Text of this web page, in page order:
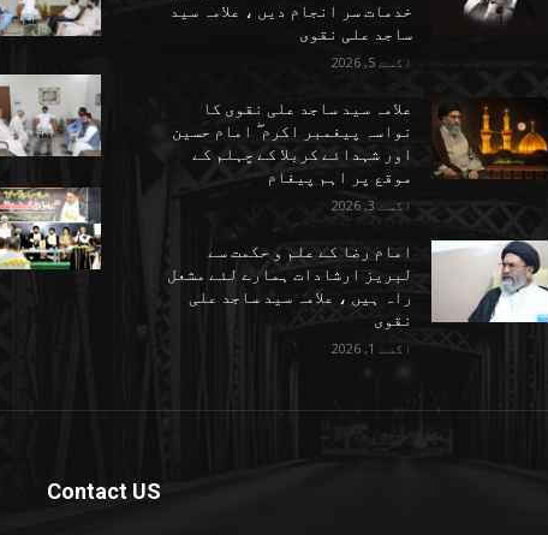
خدمات سر انجام دیں ، علامہ سید
ساجد علی نقوی
اگست 5, 2026
علامہ سید ساجد علی نقوی کا
نواسہ پیغمبر اکرم ۖ امام حسین
اور شہدائے کربلا کے چہلم کے
موقع پر اہم پیغام
اگست 3, 2026
امام رضا کے علم و حکمت سے
لبریز ارشادات ہمارے لئے مشعل
راہ ہیں ، علامہ سید ساجد علی
نقوی
اگست 1, 2026
Contact US